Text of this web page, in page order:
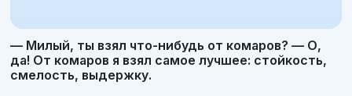
— Милый, ты взял что-нибудь от комаров? — О,
да! От комаров я взял самое лучшее: стойкость,
смелость, выдержку.